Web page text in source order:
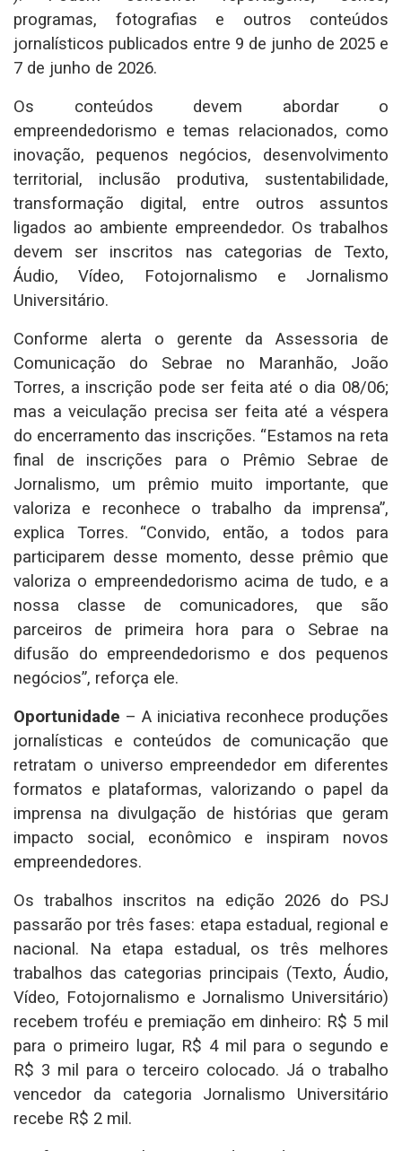
programas, fotografias e outros conteúdos
jornalísticos publicados entre 9 de junho de 2025 e
7 de junho de 2026.
Os conteúdos devem abordar o
empreendedorismo e temas relacionados, como
inovação, pequenos negócios, desenvolvimento
territorial, inclusão produtiva, sustentabilidade,
transformação digital, entre outros assuntos
ligados ao ambiente empreendedor. Os trabalhos
devem ser inscritos nas categorias de Texto,
Áudio, Vídeo, Fotojornalismo e Jornalismo
Universitário.
Conforme alerta o gerente da Assessoria de
Comunicação do Sebrae no Maranhão, João
Torres, a inscrição pode ser feita até o dia 08/06;
mas a veiculação precisa ser feita até a véspera
do encerramento das inscrições. “Estamos na reta
final de inscrições para o Prêmio Sebrae de
Jornalismo, um prêmio muito importante, que
valoriza e reconhece o trabalho da imprensa”,
explica Torres. “Convido, então, a todos para
participarem desse momento, desse prêmio que
valoriza o empreendedorismo acima de tudo, e a
nossa classe de comunicadores, que são
parceiros de primeira hora para o Sebrae na
difusão do empreendedorismo e dos pequenos
negócios”, reforça ele.
Oportunidade – A iniciativa reconhece produções
jornalísticas e conteúdos de comunicação que
retratam o universo empreendedor em diferentes
formatos e plataformas, valorizando o papel da
imprensa na divulgação de histórias que geram
impacto social, econômico e inspiram novos
empreendedores.
Os trabalhos inscritos na edição 2026 do PSJ
passarão por três fases: etapa estadual, regional e
nacional. Na etapa estadual, os três melhores
trabalhos das categorias principais (Texto, Áudio,
Vídeo, Fotojornalismo e Jornalismo Universitário)
recebem troféu e premiação em dinheiro: R$ 5 mil
para o primeiro lugar, R$ 4 mil para o segundo e
R$ 3 mil para o terceiro colocado. Já o trabalho
vencedor da categoria Jornalismo Universitário
recebe R$ 2 mil.